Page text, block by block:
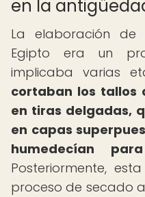
en la
La elaboración
Egipto era un
implicaba varias
cortaban los tallos
en tiras delgadas,
en capas
humedecían
Posteriormente,
proceso de secado